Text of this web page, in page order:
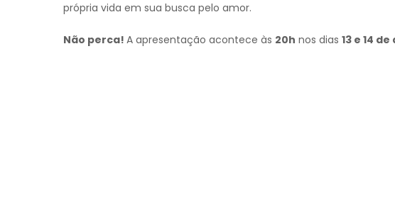
própria vida em sua busca pelo amor.
Não perca! A apresentação acontece às 20h nos dias 13 e 14